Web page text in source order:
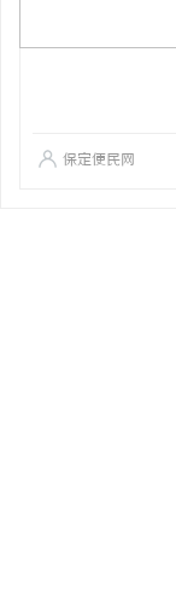
保定便民网